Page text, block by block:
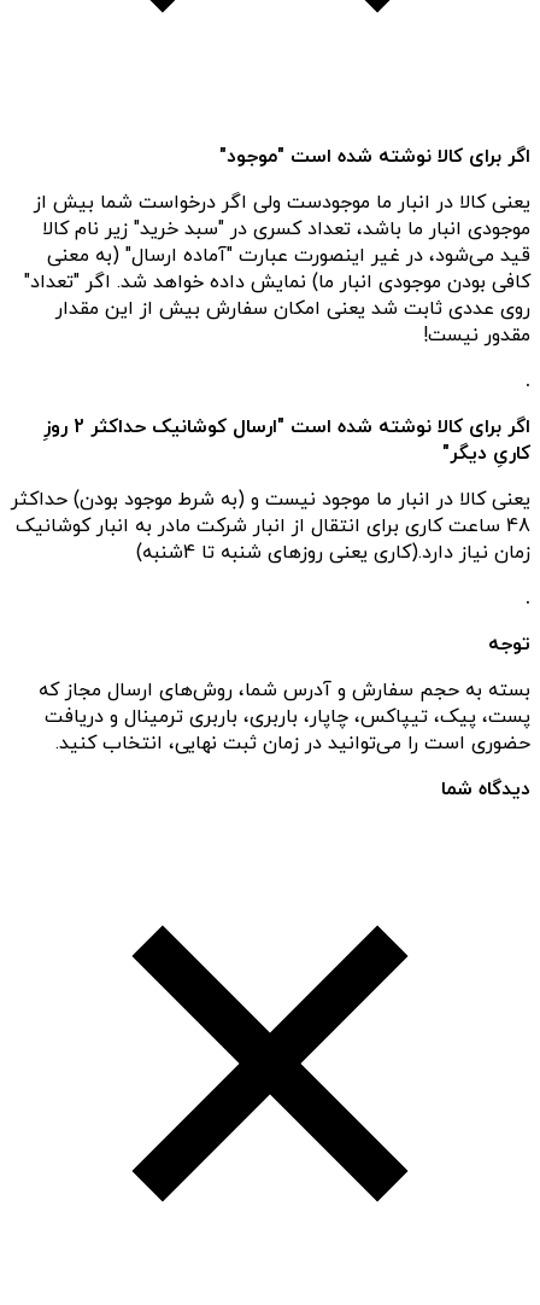
اگر برای کالا نوشته شده است "موجود"
یعنی کالا در انبار ما موجودست ولی اگر درخواست شما بیش از
موجودی انبار ما باشد، تعداد کسری در "سبد خرید" زیر نام کالا
قید می‌شود، در غیر اینصورت عبارت "آماده ارسال" (به معنی
کافی بودن موجودی انبار ما) نمایش داده خواهد شد. اگر "تعداد"
روی عددی ثابت شد یعنی امکان سفارش بیش از این مقدار
مقدور نیست!
.
اگر برای کالا نوشته شده است "ارسال کوشانیک حداکثر 2 روزِ
کاریِ دیگر"
یعنی کالا در انبار ما موجود نیست و (به شرط موجود بودن) حداکثر
48 ساعت کاری برای انتقال از انبار شرکت مادر به انبار کوشانیک
زمان نیاز دارد.(کاری یعنی روزهای شنبه تا 4شنبه)
.
توجه
بسته به حجم سفارش و آدرس شما، روش‌های ارسال مجاز که
پست، پیک، تیپاکس، چاپار، باربری، باربری ترمینال و دریافت
حضوری است را می‌توانید در زمان ثبت نهایی، انتخاب کنید.
دیدگاه شما